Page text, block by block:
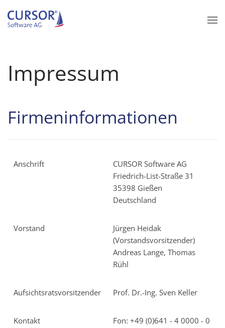
Zum Hauptinhalt springen
Impressum
Firmeninformationen
Anschrift
CURSOR Software AG
Friedrich-List-Straße 31
35398 Gießen
Deutschland
Vorstand
Jürgen Heidak
(Vorstandsvorsitzender)
Andreas Lange, Thomas
Rühl
Aufsichtsratsvorsitzender Prof. Dr.-Ing. Sven Keller
Kontakt
Fon: +49 (0)641 - 4 0000 - 0